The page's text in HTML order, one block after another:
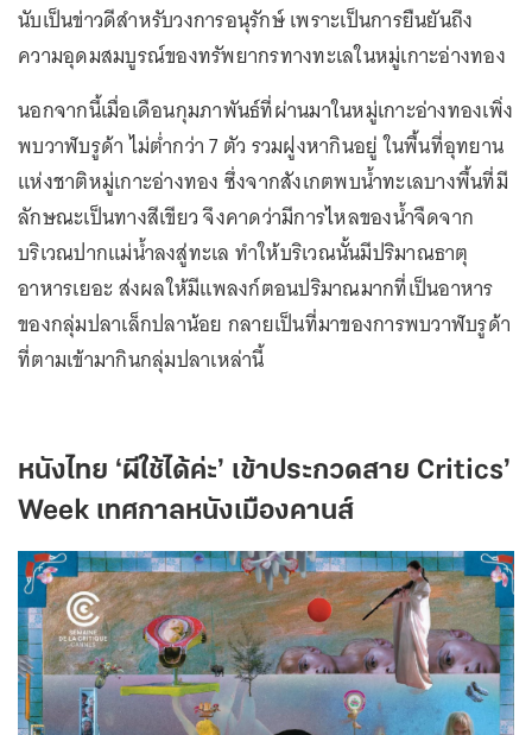
นับเป็นข่าวดีสำหรับวงการอนุรักษ์ เพราะเป็นการยืนยันถึง
ความอุดมสมบูรณ์ของทรัพยากรทางทะเลในหมู่เกาะอ่างทอง
นอกจากนี้เมื่อเดือนกุมภาพันธ์ที่ผ่านมาในหมู่เกาะอ่างทองเพิ่ง
พบวาฬบรูด้า ไม่ต่ำกว่า 7 ตัว รวมฝูงหากินอยู่ ในพื้นที่อุทยาน
แห่งชาติหมู่เกาะอ่างทอง ซึ่งจากสังเกตพบน้ำทะเลบางพื้นที่มี
ลักษณะเป็นทางสีเขียว จึงคาดว่ามีการไหลของน้ำจืดจาก
บริเวณปากแม่น้ำลงสู่ทะเล ทำให้บริเวณนั้นมีปริมาณธาตุ
อาหารเยอะ ส่งผลให้มีแพลงก์ตอนปริมาณมากที่เป็นอาหาร
ของกลุ่มปลาเล็กปลาน้อย กลายเป็นที่มาของการพบวาฬบรูด้า
ที่ตามเข้ามากินกลุ่มปลาเหล่านี้
หนังไทย ‘ผีใช้ได้ค่ะ’ เข้าประกวดสาย Critics’
Week เทศกาลหนังเมืองคานส์